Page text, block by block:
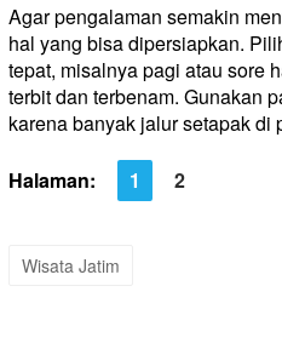
Agar pengalaman semakin
hal yang bisa dipersiapkan.
tepat, misalnya pagi atau sore
terbit dan terbenam. Gunakan
karena banyak jalur setapak di
Halaman: 1 2
Wisata Jatim